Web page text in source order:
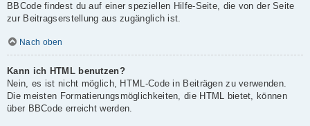
BBCode findest du auf einer speziellen Hilfe-Seite, die von der Seite
zur Beitragserstellung aus zugänglich ist.
Nach oben
Kann ich HTML benutzen?
Nein, es ist nicht möglich, HTML-Code in Beiträgen zu verwenden.
Die meisten Formatierungsmöglichkeiten, die HTML bietet, können
über BBCode erreicht werden.